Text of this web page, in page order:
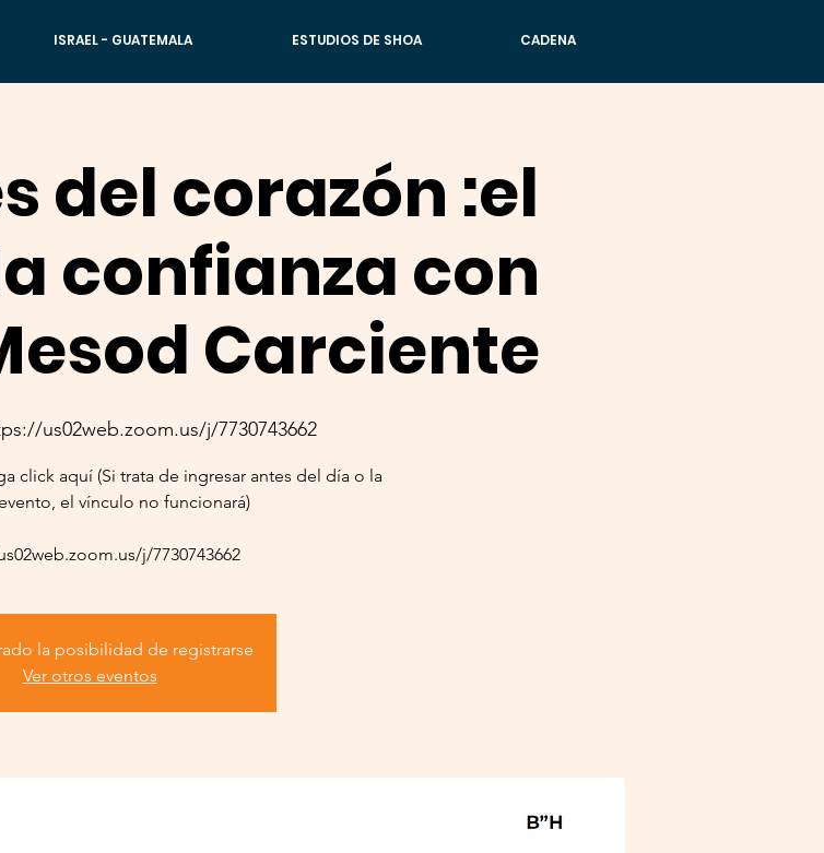
ISRAEL - GUATEMALA ESTUDIOS DE SHOA CADENA
del corazón :el
confianza con
Carciente
us02web.zoom.us/j/7730743662
click aquí (Si trata de ingresar antes del día o la
el vínculo no funcionará)
j/7730743662
la posibilidad de registrarse
Ver otros eventos